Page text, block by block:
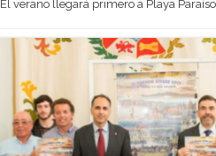
El verano llegará primero a Playa